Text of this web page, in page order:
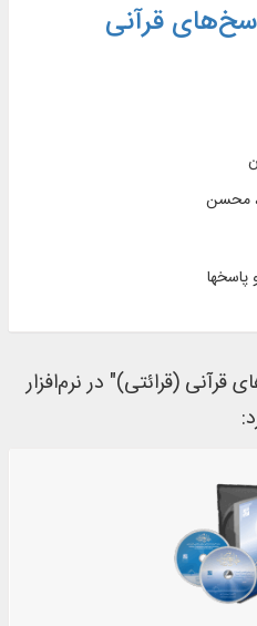
قرآنی
محسن
پاسخها
(قرائتی)" در نرم‌افزار